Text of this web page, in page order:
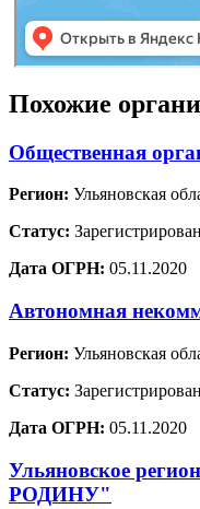
Похожие
Общественная
Регион: Ульяновская
Статус:
Дата ОГРН: 05.11.2020
Автономная
Регион: Ульяновская
Статус:
Дата ОГРН: 05.11.2020
Ульяновское
РОДИНУ"